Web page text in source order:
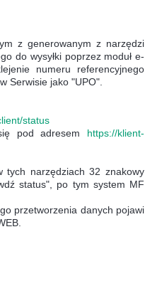
z generowanym z narzędzi
do wysyłki poprzez moduł e-
numeru referencyjnego
Serwisie jako "UPO".
status
pod adresem https://klient-
tych narzędziach 32 znakowy
status", po tym system MF
przetworzenia danych pojawi